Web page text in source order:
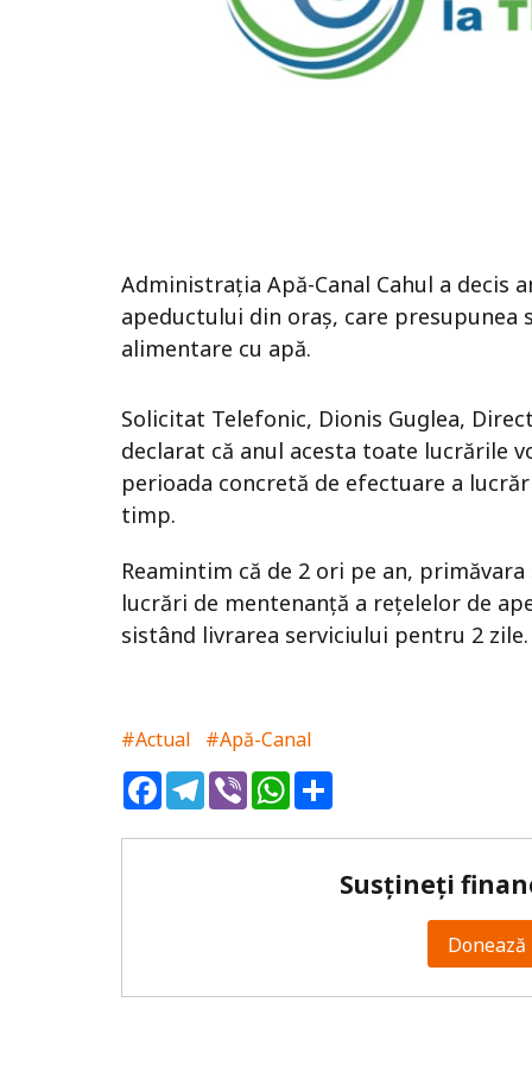
Administrația Apă-Canal Cahul a
apeductului din oraș, care
alimentare cu apă.
Solicitat Telefonic, Dionis Guglea,
declarat că anul acesta toate lucrările
perioada concretă de efectuare a
timp.
Reamintim că de 2 ori pe an,
lucrări de mentenanță a rețelelor de
sistând livrarea serviciului pentru 2
#Actual
#Apă-Canal
FacebookTelegram
ViberWhatsApp
Susțineți